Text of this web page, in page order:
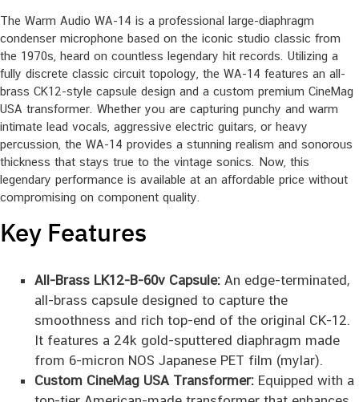
The Warm Audio WA-14 is a professional large-diaphragm
condenser microphone based on the iconic studio classic from
the 1970s, heard on countless legendary hit records. Utilizing a
fully discrete classic circuit topology, the WA-14 features an all-
brass CK12-style capsule design and a custom premium CineMag
USA transformer. Whether you are capturing punchy and warm
intimate lead vocals, aggressive electric guitars, or heavy
percussion, the WA-14 provides a stunning realism and sonorous
thickness that stays true to the vintage sonics. Now, this
legendary performance is available at an affordable price without
compromising on component quality.
Key Features
All-Brass LK12-B-60v Capsule:An edge-terminated,
all-brass capsule designed to capture the
smoothness and rich top-end of the original CK-12.
It features a 24k gold-sputtered diaphragm made
from 6-micron NOS Japanese PET film (mylar).
Custom CineMag USA Transformer:Equipped with a